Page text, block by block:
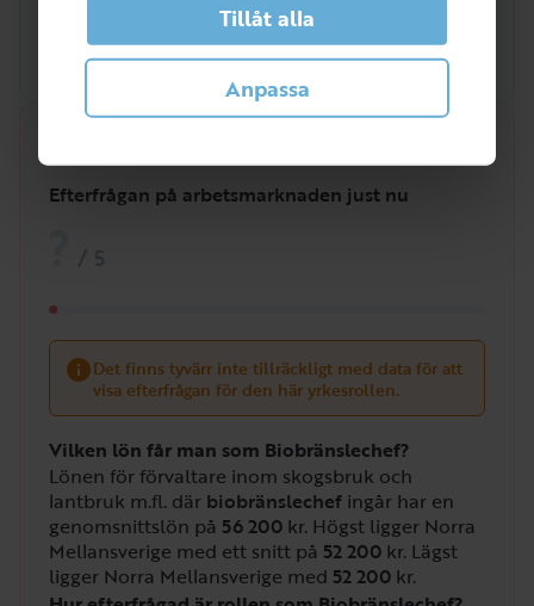
Tillåt alla
Anpassa
Efterfrågan på arbetsmarknaden just nu
Det finns tyvärr inte tillräckligt med data för att
visa efterfrågan för den här yrkesrollen.
Vilken lön får man som Biobränslechef?
Lönen för förvaltare inom skogsbruk och
lantbruk m.fl. där biobränslechef ingår har en
genomsnittslön på 56 200 kr. Högst ligger Norra
Mellansverige med ett snitt på 52 200 kr. Lägst
ligger Norra Mellansverige med 52 200 kr.